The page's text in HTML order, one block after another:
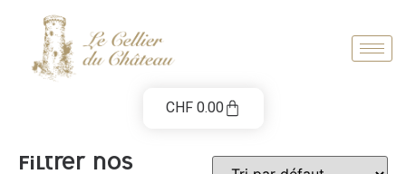
CHF0.00
Filtrer nos